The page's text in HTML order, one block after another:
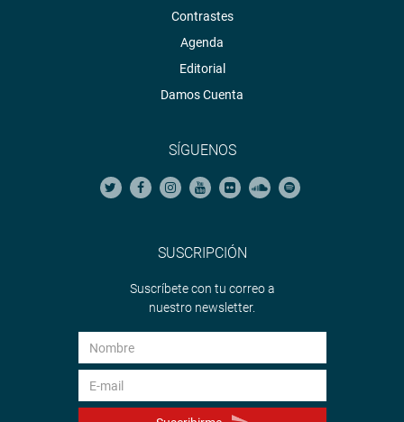
Contrastes
Agenda
Editorial
Damos Cuenta
SÍGUENOS
SUSCRIPCIÓN
Suscríbete con tu correo a
nuestro newsletter.